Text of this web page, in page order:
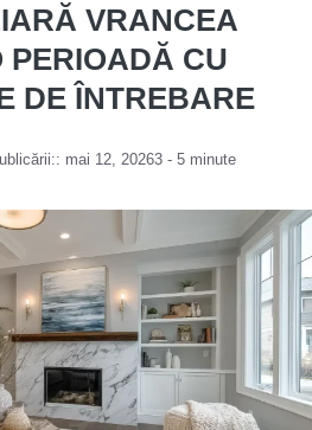
VRANCEA
PERIOADĂ CU
DE ÎNTREBARE
mai 12, 20263 - 5 minute